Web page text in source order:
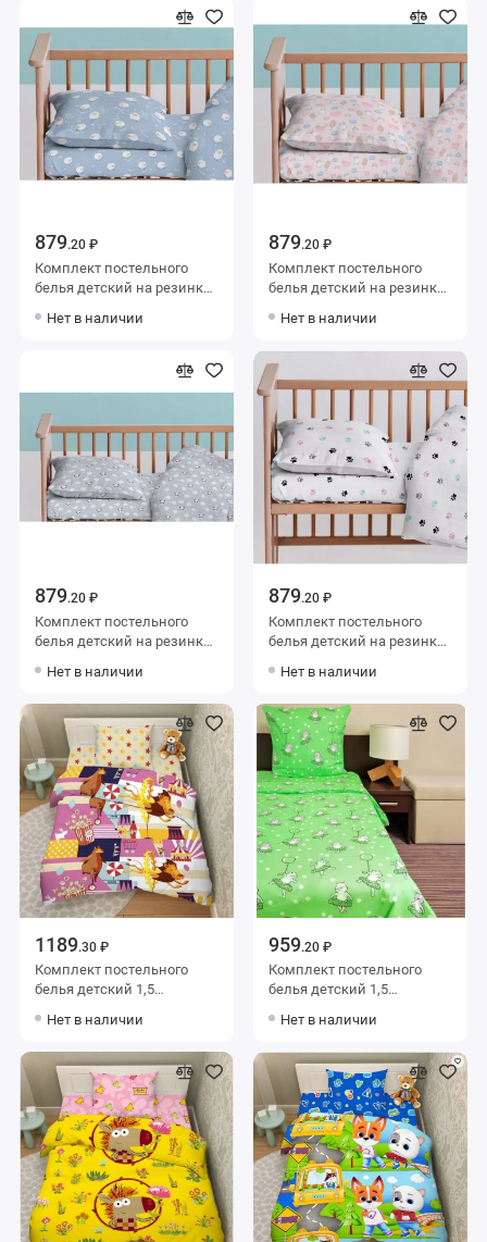
879.20 ₽
Комплект постельного
белья детский на резинке
40х60 Животные Uniqcute
Нет в наличии
879.20 ₽
Комплект постельного
белья детский на резинке
40х60 Животные Uniqcute
Нет в наличии
879.20 ₽
Комплект постельного
белья детский на резинке
40х60 Животные Uniqcute
Нет в наличии
879.20 ₽
Комплект постельного
белья детский на резинке
40х60 Лапки Minki
Нет в наличии
1189.30 ₽
Комплект постельного
белья детский 1,5
наволочкой 70х70
Животные Василиса
Нет в наличии
959.20 ₽
Комплект постельного
белья детский 1,5
наволочкой 50х70
Животные Ночь Нежна
Нет в наличии